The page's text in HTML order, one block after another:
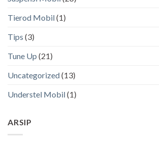
Tierod Mobil(1)
Tips (3)
Tune Up (21)
Uncategorized(13)
Understel Mobil(1)
ARSIP